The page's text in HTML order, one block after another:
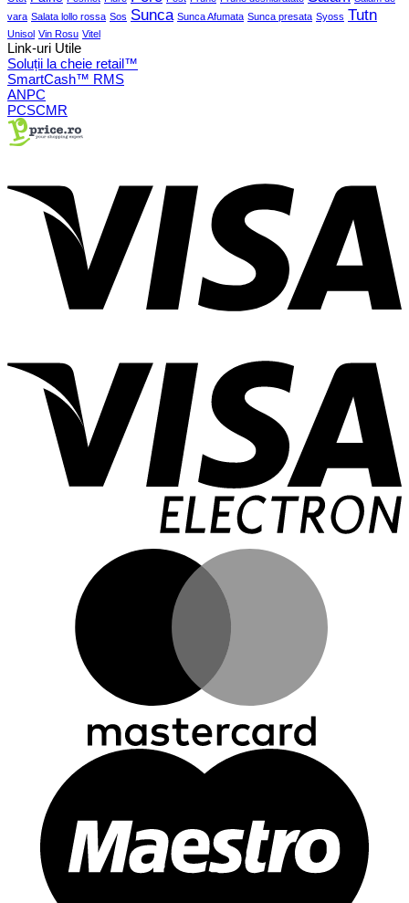
vara Salata lollo rossa Sos Sunca Sunca Afumata Sunca presata Syoss Tutn
Unisol Vin Rosu Vitel
Link-uri Utile
Soluții la cheie retail™
SmartCash™ RMS
ANPC
PCSCMR